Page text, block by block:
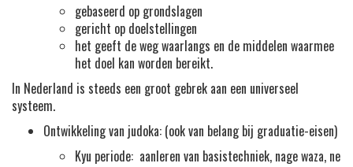
gebaseerd op grondslagen
gericht op doelstellingen
het geeft de weg waarlangs en de middelen waarmee
het doel kan worden bereikt.
In Nederland is steeds een groot gebrek aan een universeel
systeem.
Ontwikkeling van judoka: (ook van belang bij graduatie-eisen)
Kyu periode: aanleren van basistechniek, nage waza, ne